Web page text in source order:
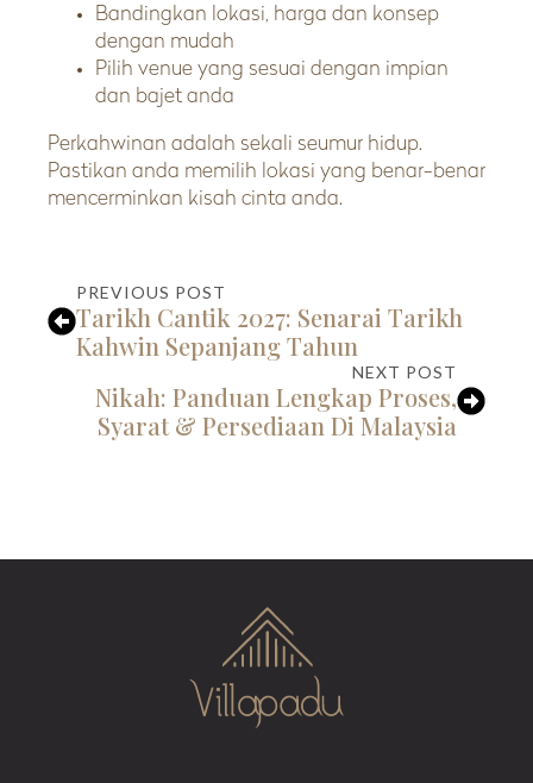
Bandingkan lokasi, harga dan konsep
dengan mudah
Pilih venue yang sesuai dengan impian
dan bajet anda
Perkahwinan adalah sekali seumur hidup.
Pastikan anda memilih lokasi yang benar-benar
mencerminkan kisah cinta anda.
PREVIOUS POST
Tarikh Cantik 2027: Senarai Tarikh
Kahwin Sepanjang Tahun
NEXT POST
Nikah: Panduan Lengkap Proses,
Syarat & Persediaan Di Malaysia